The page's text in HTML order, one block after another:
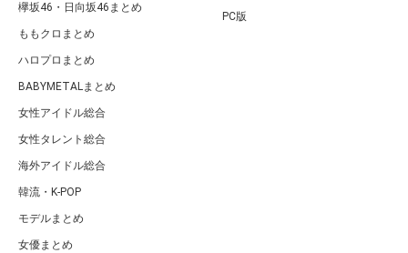
欅坂46・日向坂46まとめ
ももクロまとめ
ハロプロまとめ
BABYMETALまとめ
女性アイドル総合
女性タレント総合
海外アイドル総合
韓流・K-POP
モデルまとめ
女優まとめ
PC版